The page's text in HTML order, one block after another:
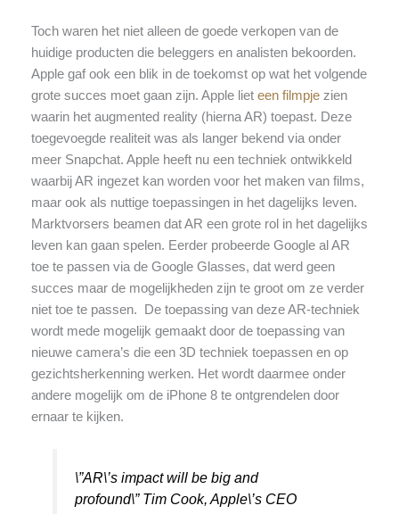
Toch waren het niet alleen de goede verkopen van de
huidige producten die beleggers en analisten bekoorden.
Apple gaf ook een blik in de toekomst op wat het volgende
grote succes moet gaan zijn. Apple liet een filmpjezien
waarin het augmented reality (hierna AR) toepast. Deze
toegevoegde realiteit was als langer bekend via onder
meer Snapchat. Apple heeft nu een techniek ontwikkeld
waarbij AR ingezet kan worden voor het maken van films,
maar ook als nuttige toepassingen in het dagelijks leven.
Marktvorsers beamen dat AR een grote rol in het dagelijks
leven kan gaan spelen. Eerder probeerde Google al AR
toe te passen via de Google Glasses, dat werd geen
succes maar de mogelijkheden zijn te groot om ze verder
niet toe te passen. De toepassing van deze AR-techniek
wordt mede mogelijk gemaakt door de toepassing van
nieuwe camera’s die een 3D techniek toepassen en op
gezichtsherkenning werken. Het wordt daarmee onder
andere mogelijk om de iPhone 8 te ontgrendelen door
ernaar te kijken.
\”AR\’s impact will be big and
profound\” Tim Cook, Apple\’s CEO